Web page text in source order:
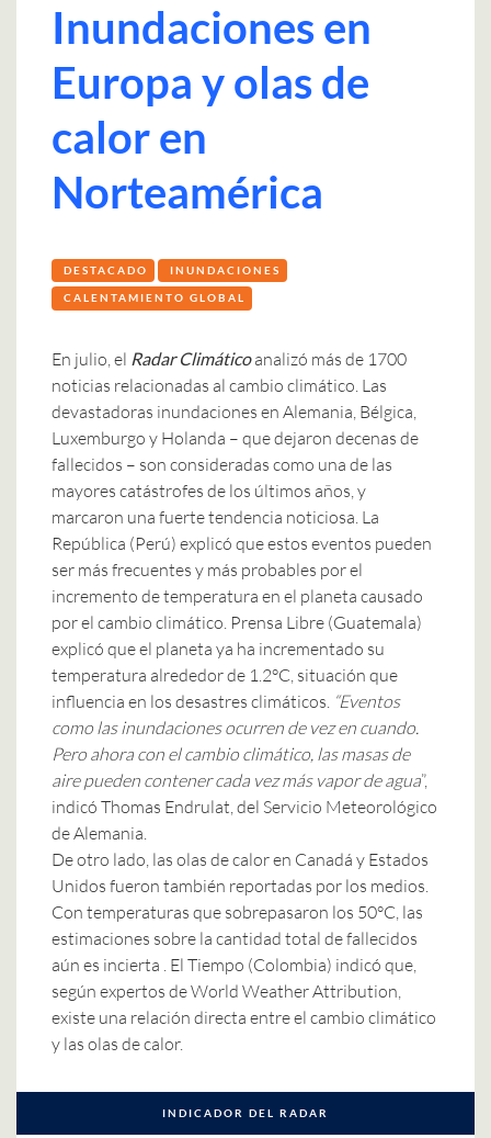
Inundaciones en
Europa y olas de
calor en
Norteamérica
DESTACADO INUNDACIONES
CALENTAMIENTO GLOBAL
En julio, el Radar Climáticoanalizó más de 1700
noticias relacionadas al cambio climático. Las
devastadoras inundaciones en Alemania, Bélgica,
Luxemburgo y Holanda – que dejaron decenas de
fallecidos – son consideradas como una de las
mayores catástrofes de los últimos años, y
marcaron una fuerte tendencia noticiosa. La
República (Perú) explicó que estos eventos pueden
ser más frecuentes y más probables por el
incremento de temperatura en el planeta causado
por el cambio climático. Prensa Libre (Guatemala)
explicó que el planeta ya ha incrementado su
temperatura alrededor de 1.2°C, situación que
influencia en los desastres climáticos. “Eventos
como las inundaciones ocurren de vez en cuando.
Pero ahora con el cambio climático, las masas de
aire pueden contener cada vez más vapor de agua”,
indicó Thomas Endrulat, del Servicio Meteorológico
de Alemania.
De otro lado, las olas de calor en Canadá y Estados
Unidos fueron también reportadas por los medios.
Con temperaturas que sobrepasaron los 50°C, las
estimaciones sobre la cantidad total de fallecidos
aún es incierta . El Tiempo (Colombia) indicó que,
según expertos de World Weather Attribution,
existe una relación directa entre el cambio climático
y las olas de calor.
INDICADOR DEL RADAR